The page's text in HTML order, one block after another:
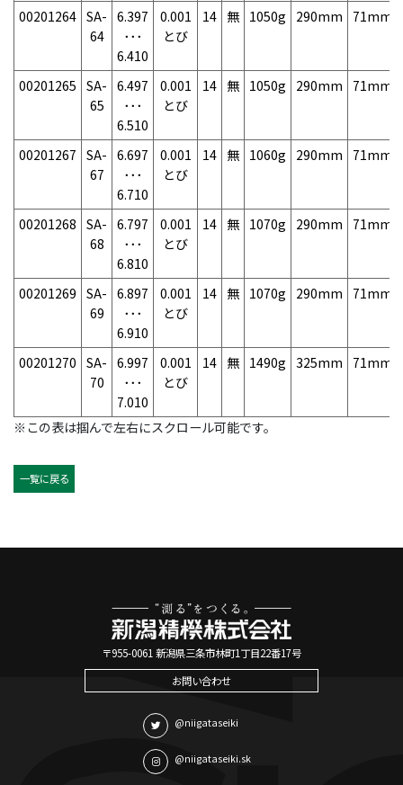
00201264 SA-
64
6.397
･･･
6.410
0.001
とび
14 無 1050g 290mm 71mm
00201265 SA-
65
6.497
･･･
6.510
0.001
とび
14 無 1050g 290mm 71mm
00201267 SA-
67
6.697
･･･
6.710
0.001
とび
14 無 1060g 290mm 71mm
00201268 SA-
68
6.797
･･･
6.810
0.001
とび
14 無 1070g 290mm 71mm
00201269 SA-
69
6.897
･･･
6.910
0.001
とび
14 無 1070g 290mm 71mm
00201270 SA-
70
6.997
･･･
7.010
0.001
とび
14 無 1490g 325mm 71mm
※この表は掴んで左右にスクロール可能です。
一覧に戻る
〒955-0061 新潟県三条市林町1丁目22番17号
お問い合わせ
@niigataseiki
@niigataseiki.sk